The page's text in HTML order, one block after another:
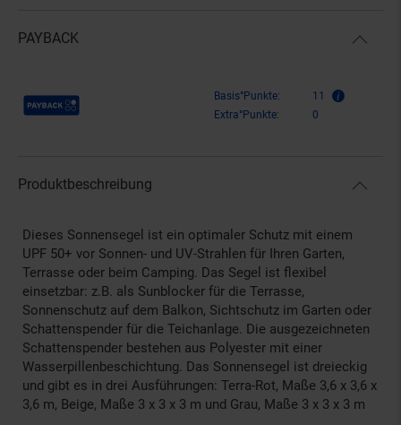
PAYBACK
Payback Punkte Basis°Punkte:
11
Extra°Punkte:
0
Produktbeschreibung
Dieses Sonnensegel ist ein optimaler Schutz mit einem
UPF 50+ vor Sonnen- und UV-Strahlen für Ihren Garten,
Terrasse oder beim Camping. Das Segel ist flexibel
einsetzbar: z.B. als Sunblocker für die Terrasse,
Sonnenschutz auf dem Balkon, Sichtschutz im Garten oder
Schattenspender für die Teichanlage. Die ausgezeichneten
Schattenspender bestehen aus Polyester mit einer
Wasserpillenbeschichtung. Das Sonnensegel ist dreieckig
und gibt es in drei Ausführungen: Terra-Rot, Maße 3,6 x 3,6 x
3,6 m, Beige, Maße 3 x 3 x 3 m und Grau, Maße 3 x 3 x 3 m